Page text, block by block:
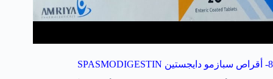
8- أقراص سبازمو دايجستين SPASMODIGESTIN